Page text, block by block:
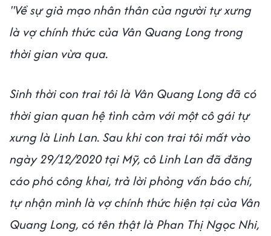
"Về sự giả mạo nhân thân của người tự xưng
là vợ chính thức của Vân Quang Long trong
thời gian vừa qua.
Sinh thời con trai tôi là Vân Quang Long đã có
thời gian quan hệ tình cảm với một cô gái tự
xưng là Linh Lan. Sau khi con trai tôi mất vào
ngày 29/12/2020 tại Mỹ, cô Linh Lan đã đăng
cáo phó công khai, trả lời phỏng vấn báo chí,
tự nhận mình là vợ chính thức hiện tại của Vân
Quang Long, có tên thật là Phan Thị Ngọc Nhi,